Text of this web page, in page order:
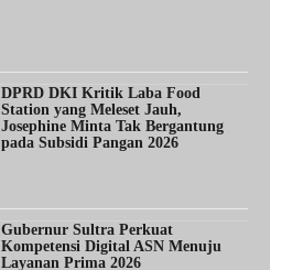
DPRD DKI Kritik Laba Food
Station yang Meleset Jauh,
Josephine Minta Tak Bergantung
pada Subsidi Pangan 2026
Gubernur Sultra Perkuat
Kompetensi Digital ASN Menuju
Layanan Prima 2026